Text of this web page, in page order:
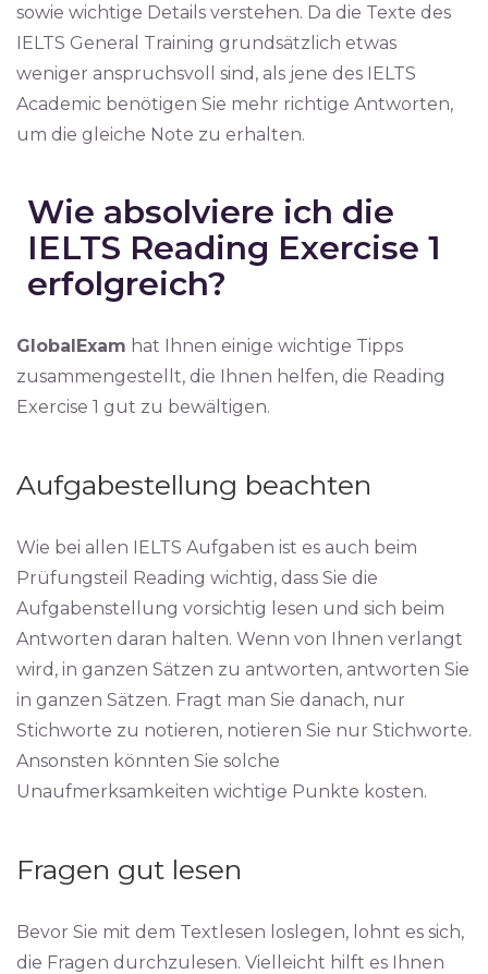
sowie wichtige Details verstehen. Da die Texte des
IELTS General Training grundsätzlich etwas
weniger anspruchsvoll sind, als jene des IELTS
Academic benötigen Sie mehr richtige Antworten,
um die gleiche Note zu erhalten.
Wie absolviere ich die
IELTS Reading Exercise 1
erfolgreich?
GlobalExam hat Ihnen einige wichtige Tipps
zusammengestellt, die Ihnen helfen, die Reading
Exercise 1 gut zu bewältigen.
Aufgabestellung beachten
Wie bei allen IELTS Aufgaben ist es auch beim
Prüfungsteil Reading wichtig, dass Sie die
Aufgabenstellung vorsichtig lesen und sich beim
Antworten daran halten. Wenn von Ihnen verlangt
wird, in ganzen Sätzen zu antworten, antworten Sie
in ganzen Sätzen. Fragt man Sie danach, nur
Stichworte zu notieren, notieren Sie nur Stichworte.
Ansonsten könnten Sie solche
Unaufmerksamkeiten wichtige Punkte kosten.
Fragen gut lesen
Bevor Sie mit dem Textlesen loslegen, lohnt es sich,
die Fragen durchzulesen. Vielleicht hilft es Ihnen